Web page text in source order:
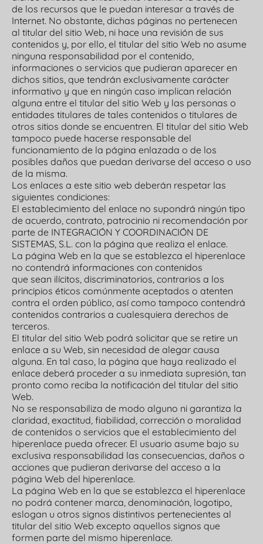
de los recursos que le puedan interesar a través de
Internet. No obstante, dichas páginas no pertenecen
al titular del sitio Web, ni hace una revisión de sus
contenidos y, por ello, el titular del sitio Web no asume
ninguna responsabilidad por el contenido,
informaciones o servicios que pudieran aparecer en
dichos sitios, que tendrán exclusivamente carácter
informativo y que en ningún caso implican relación
alguna entre el titular del sitio Web y las personas o
entidades titulares de tales contenidos o titulares de
otros sitios donde se encuentren. El titular del sitio Web
tampoco puede hacerse responsable del
funcionamiento de la página enlazada o de los
posibles daños que puedan derivarse del acceso o uso
de la misma.
Los enlaces a este sitio web deberán respetar las
siguientes condiciones:
El establecimiento del enlace no supondrá ningún tipo
de acuerdo, contrato, patrocinio ni recomendación por
parte de INTEGRACIÓN Y COORDINACIÓN DE
SISTEMAS, S.L. con la página que realiza el enlace.
La página Web en la que se establezca el hiperenlace
no contendrá informaciones con contenidos
que sean ilícitos, discriminatorios, contrarios a los
principios éticos comúnmente aceptados o atenten
contra el orden público, así como tampoco contendrá
contenidos contrarios a cualesquiera derechos de
terceros.
El titular del sitio Web podrá solicitar que se retire un
enlace a su Web, sin necesidad de alegar causa
alguna. En tal caso, la página que haya realizado el
enlace deberá proceder a su inmediata supresión, tan
pronto como reciba la notificación del titular del sitio
Web.
No se responsabiliza de modo alguno ni garantiza la
claridad, exactitud, fiabilidad, corrección o moralidad
de contenidos o servicios que el establecimiento del
hiperenlace pueda ofrecer. El usuario asume bajo su
exclusiva responsabilidad las consecuencias, daños o
acciones que pudieran derivarse del acceso a la
página Web del hiperenlace.
La página Web en la que se establezca el hiperenlace
no podrá contener marca, denominación, logotipo,
eslogan u otros signos distintivos pertenecientes al
titular del sitio Web excepto aquellos signos que
formen parte del mismo hiperenlace.